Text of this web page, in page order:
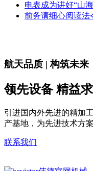
电表成为讲好“山
前务请细心阅读法
航天品质 | 构筑未来
领先设备 精益
引进国内外先进的精加
产基地，为先进技术方
联系我们